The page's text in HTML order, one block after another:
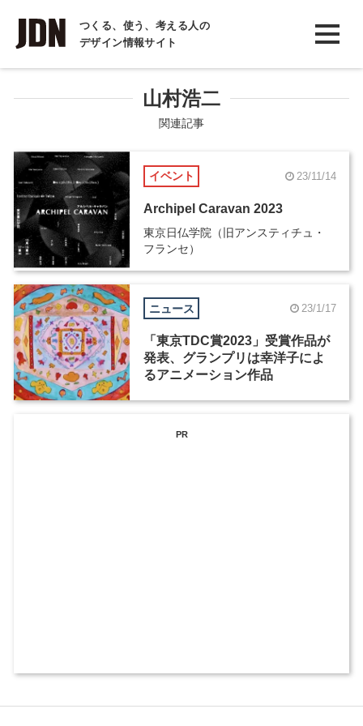
つくる、使う、考える人の
デザイン情報サイト
INTERVIEW
インタビュー
COLUMN
コラム
山村浩二
関連記事
イベント 23/11/14
Archipel Caravan 2023
東京日仏学院（旧アンスティチュ・
フランセ）
ニュース 23/1/17
「東京TDC賞2023」受賞作品が
発表、グランプリは幸洋子によ
るアニメーション作品
PR